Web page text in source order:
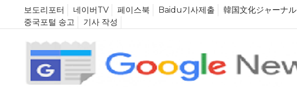
보도리포터 네이버TV 페이스북 Baidu기사제출
韓国文化ジャーナル
중국포털 송고
기사 작성